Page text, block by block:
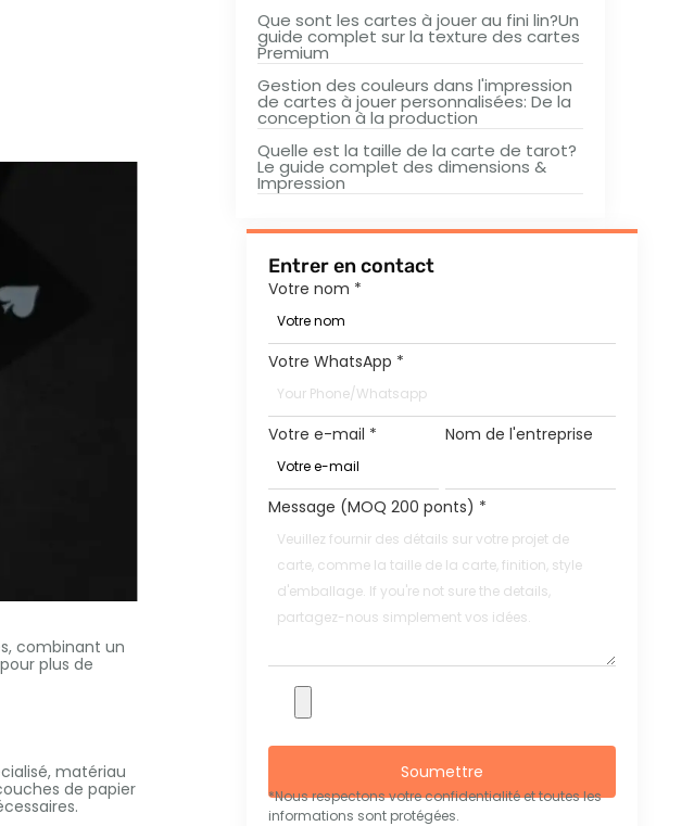
combinant un
plus de
matériau
de papier
Que sont les cartes à jouer au fini lin?Un
guide complet sur la texture des cartes
Premium
Gestion des couleurs dans l'impression
de cartes à jouer personnalisées: De la
conception à la production
Quelle est la taille de la carte de tarot?
Le guide complet des dimensions &
Impression
Entrer en contact
Votre nom *
Votre WhatsApp *
Votre e-mail * Nom de l'entreprise
Message (MOQ 200 ponts) *
Soumettre
*Nous respectons votre confidentialité et toutes les
informations sont protégées.